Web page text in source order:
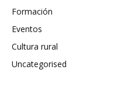
Formación
Eventos
Cultura rural
Uncategorised